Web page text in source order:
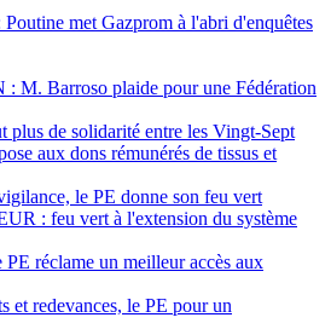
Poutine met Gazprom à l'abri d'enquêtes
: M. Barroso plaide pour une Fédération
plus de solidarité entre les Vingt-Sept
aux dons rémunérés de tissus et
le PE donne son feu vert
: feu vert à l'extension du système
PE réclame un meilleur accès aux
et redevances, le PE pour un